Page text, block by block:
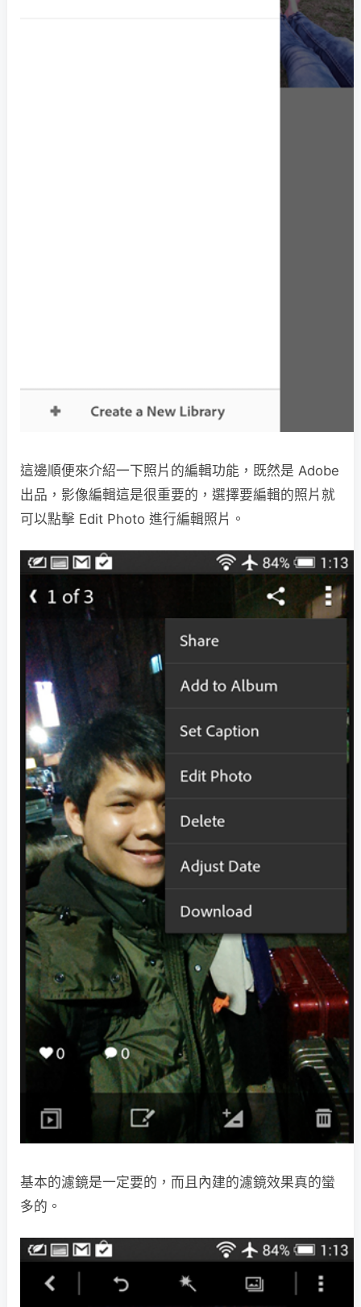
這邊順便來介紹一下照片的編輯功能，既然是 Adobe
出品，影像編輯這是很重要的，選擇要編輯的照片就
可以點擊 Edit Photo 進行編輯照片。
基本的濾鏡是一定要的，而且內建的濾鏡效果真的蠻
多的。